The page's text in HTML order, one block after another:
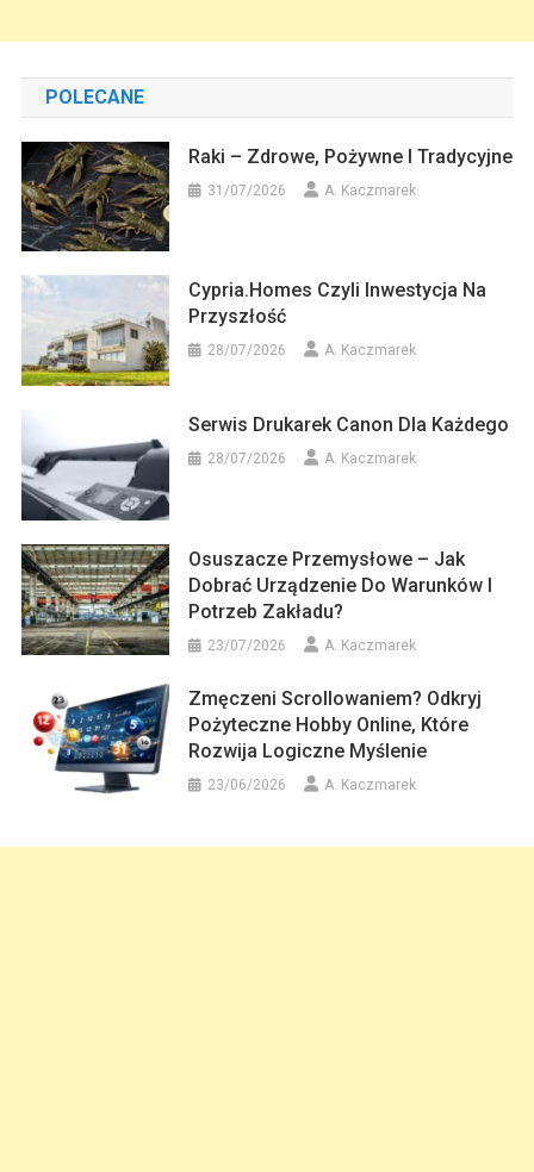
POLECANE
Raki – Zdrowe, Pożywne I Tradycyjne
31/07/2026 A. Kaczmarek
Cypria.homes Czyli Inwestycja Na
Przyszłość
28/07/2026 A. Kaczmarek
Serwis Drukarek Canon Dla Każdego
28/07/2026 A. Kaczmarek
Osuszacze Przemysłowe – Jak
Dobrać Urządzenie Do Warunków I
Potrzeb Zakładu?
23/07/2026 A. Kaczmarek
Zmęczeni Scrollowaniem? Odkryj
Pożyteczne Hobby Online, Które
Rozwija Logiczne Myślenie
23/06/2026 A. Kaczmarek